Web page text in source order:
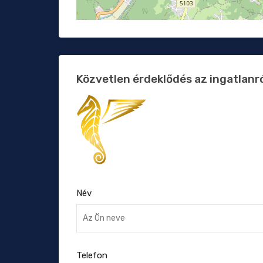
Közvetlen érdeklődés az
Név
Telefon